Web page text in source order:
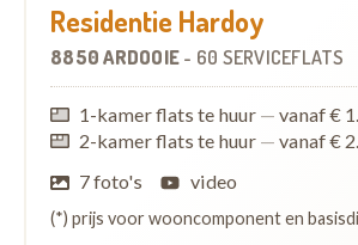
Residentie Hardoy
8850 ARDOOIE - 60 SERVICEFLATS
1-kamer flats te huur — vanaf €
2-kamer flats te huur — vanaf €
7 foto's video
(*) prijs voor wooncomponent en